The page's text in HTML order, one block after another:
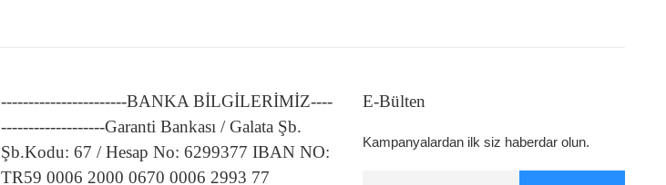
-----------------------BANKA BİLGİLERİMİZ----
-------------------Garanti Bankası / Galata Şb.
Şb.Kodu: 67 / Hesap No: 6299377 IBAN NO:
TR59 0006 2000 0670 0006 2993 77
E-Bülten
Kampanyalardan ilk siz haberdar olun.